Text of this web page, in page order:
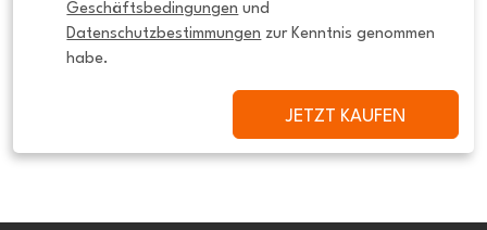
Geschäftsbedingungen
Datenschutzbestimmungen zur Kenntnis genommen
habe.
JETZT KAUFEN